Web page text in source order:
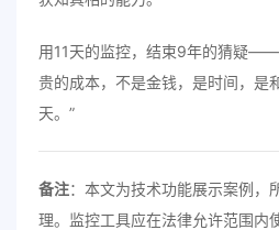
用11天的监控，结束9年的猜疑
贵的成本，不是金钱，是时间，是
天。”
备注：本文为技术功能展示案例，
理。监控工具应在法律允许范围内